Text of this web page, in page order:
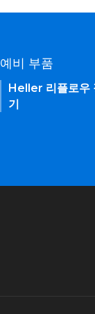
예비 부품
Heller 리플로우
기